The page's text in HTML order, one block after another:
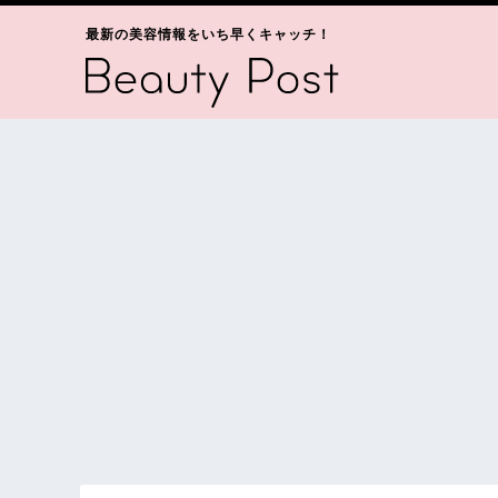
最新の美容情報をいち早くキャッチ！